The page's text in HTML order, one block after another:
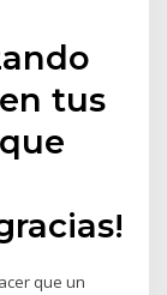
tus
que un